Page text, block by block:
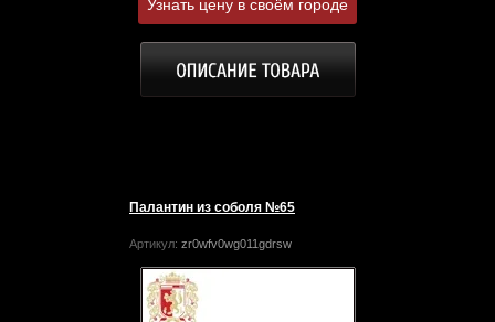
Узнать цену в своём городе
Палантин из соболя №65
Артикул: zr0wfv0wg011gdrsw